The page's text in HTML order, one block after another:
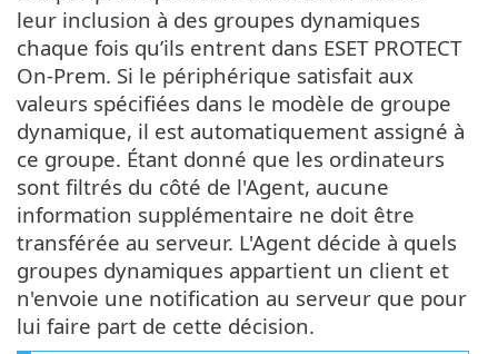
leur inclusion à des groupes dynamiques
chaque fois qu’ils entrent dans ESET PROTECT
On-Prem. Si le périphérique satisfait aux
valeurs spécifiées dans le modèle de groupe
dynamique, il est automatiquement assigné à
ce groupe. Étant donné que les ordinateurs
sont filtrés du côté de l'Agent, aucune
information supplémentaire ne doit être
transférée au serveur. L'Agent décide à quels
groupes dynamiques appartient un client et
n'envoie une notification au serveur que pour
lui faire part de cette décision.